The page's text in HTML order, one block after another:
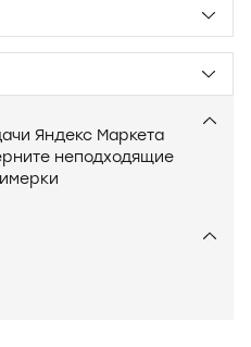
Яндекс Маркета
неподходящие